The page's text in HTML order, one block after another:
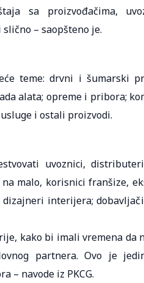
sa proizvođačima,
– saopšteno je.
teme: drvni i šumarski
alata; opreme i pribora;
i ostali proizvodi.
uvoznici,
malo, korisnici franšize,
interijera;
kako bi imali vremena
partnera. Ovo je
– navode iz PKCG.